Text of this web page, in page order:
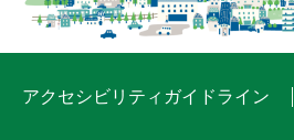
アクセシビリティガイドライン